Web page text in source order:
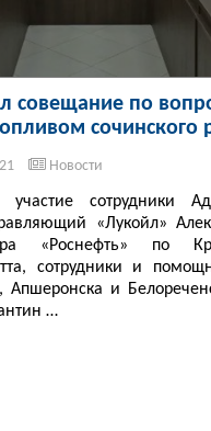
совещание по
сочинского
Новости
сотрудники
«Лукойл»
«Роснефть» по
сотрудники и
Апшеронска и
…